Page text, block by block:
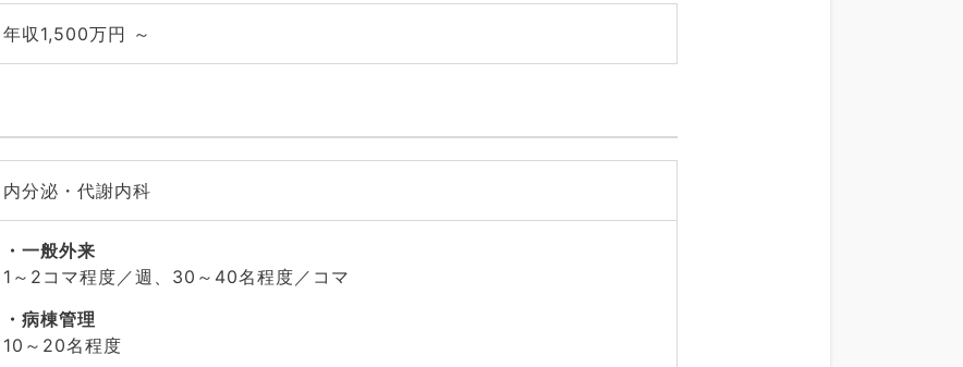
年収1,500万円 ～
内分泌・代謝内科
一般外来
1～2コマ程度／週、30～40名程度／コマ
病棟管理
10～20名程度